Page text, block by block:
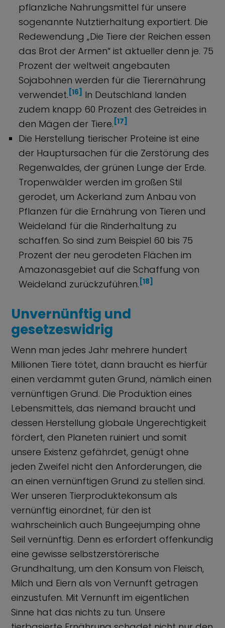
pflanzliche Nahrungsmittel für unsere
sogenannte Nutztierhaltung exportiert. Die
Redewendung „Die Tiere der Reichen essen
das Brot der Armen“ ist aktueller denn je. 75
Prozent der weltweit angebauten
Sojabohnen werden für die Tierernährung
verwendet. [16] In Deutschland landen
zudem knapp 60 Prozent des Getreides in
den Mägen der Tiere. [17]
Die Herstellung tierischer Proteine ist eine
der Hauptursachen für die Zerstörung des
Regenwaldes, der grünen Lunge der Erde.
Tropenwälder werden im großen Stil
gerodet, um Ackerland zum Anbau von
Pflanzen für die Ernährung von Tieren und
Weideland für die Rinderhaltung zu
schaffen. So sind zum Beispiel 60 bis 75
Prozent der neu gerodeten Flächen im
Amazonasgebiet auf die Schaffung von
Weideland zurückzuführen. [18]
Unvernünftig und
gesetzeswidrig
Wenn man jedes Jahr mehrere hundert
Millionen Tiere tötet, dann braucht es hierfür
einen verdammt guten Grund, nämlich einen
vernünftigen Grund. Die Produktion eines
Lebensmittels, das niemand braucht und
dessen Herstellung globale Ungerechtigkeit
fördert, den Planeten ruiniert und somit
unsere Existenz gefährdet, genügt ohne
jeden Zweifel nicht den Anforderungen, die
an einen vernünftigen Grund zu stellen sind.
Wer unseren Tierproduktekonsum als
vernünftig einordnet, für den ist
wahrscheinlich auch Bungeejumping ohne
Seil vernünftig. Denn es erfordert offenkundig
eine gewisse selbstzerstörerische
Grundhaltung, um den Konsum von Fleisch,
Milch und Eiern als von Vernunft getragen
einzustufen. Mit Vernunft im eigentlichen
Sinne hat das nichts zu tun. Unsere